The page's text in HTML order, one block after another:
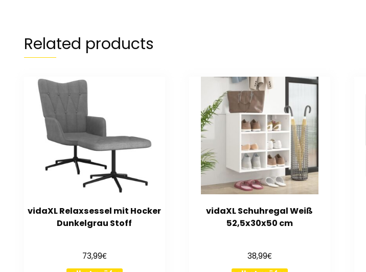
Related products
vidaXL Relaxsessel mit Hocker
Dunkelgrau Stoff
73,99€
vidaXL Schuhregal Weiß
52,5x30x50 cm
38,99€